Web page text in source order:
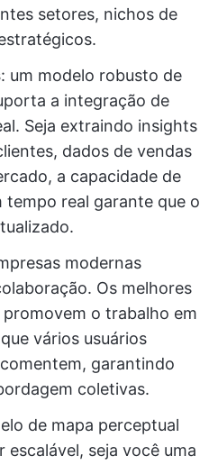
setores, nichos de
: um modelo robusto de
a integração de
Seja extraindo insights
dados de vendas
a capacidade de
tempo real garante que o
modernas
Os melhores
o trabalho em
vários usuários
garantindo
coletivas.
de mapa perceptual
escalável, seja você uma